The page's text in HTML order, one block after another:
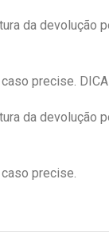
da devolução
precise. DICA
da devolução
precise.